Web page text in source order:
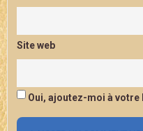
Site web
Oui, ajoutez-moi à votre